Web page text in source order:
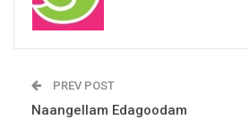
PREV POST
Naangellam Edagoodam